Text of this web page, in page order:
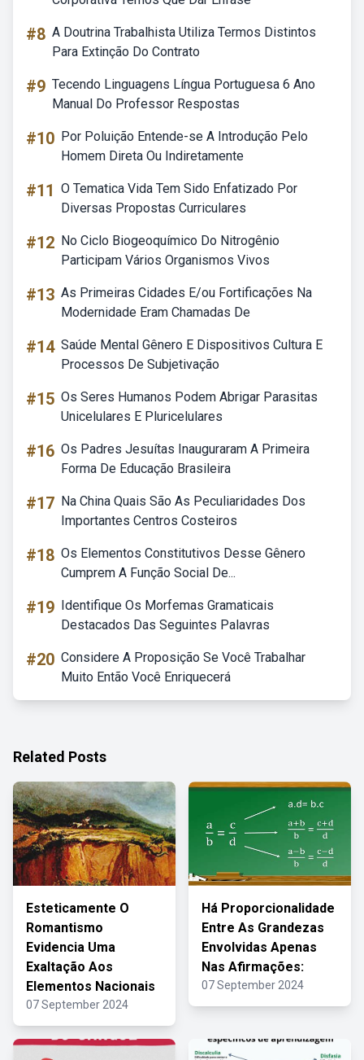
#8 A Doutrina Trabalhista Utiliza Termos Distintos
Para Extinção Do Contrato
#9 Tecendo Linguagens Língua Portuguesa 6 Ano
Manual Do Professor Respostas
#10 Por Poluição Entende-se A Introdução Pelo
Homem Direta Ou Indiretamente
#11 O Tematica Vida Tem Sido Enfatizado Por
Diversas Propostas Curriculares
#12 No Ciclo Biogeoquímico Do Nitrogênio
Participam Vários Organismos Vivos
#13 As Primeiras Cidades E/ou Fortificações Na
Modernidade Eram Chamadas De
#14 Saúde Mental Gênero E Dispositivos Cultura E
Processos De Subjetivação
#15 Os Seres Humanos Podem Abrigar Parasitas
Unicelulares E Pluricelulares
#16 Os Padres Jesuítas Inauguraram A Primeira
Forma De Educação Brasileira
#17 Na China Quais São As Peculiaridades Dos
Importantes Centros Costeiros
#18 Os Elementos Constitutivos Desse Gênero
Cumprem A Função Social De...
#19 Identifique Os Morfemas Gramaticais
Destacados Das Seguintes Palavras
#20 Considere A Proposição Se Você Trabalhar
Muito Então Você Enriquecerá
Related Posts
Esteticamente O
Romantismo
Evidencia Uma
Exaltação Aos
Elementos Nacionais
07 September 2024
Há Proporcionalidade
Entre As Grandezas
Envolvidas Apenas
Nas Afirmações:
07 September 2024